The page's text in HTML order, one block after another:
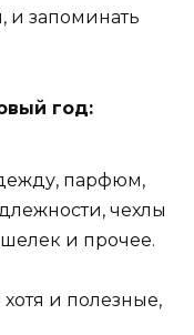
и запоминать
год:
парфюм,
чехлы
и прочее.
и полезные,